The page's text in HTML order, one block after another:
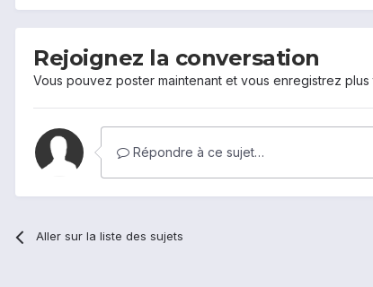
Rejoignez la conversation
Vous pouvez poster maintenant et vous enregistrez plus
Répondre à ce sujet…
Aller sur la liste des sujets